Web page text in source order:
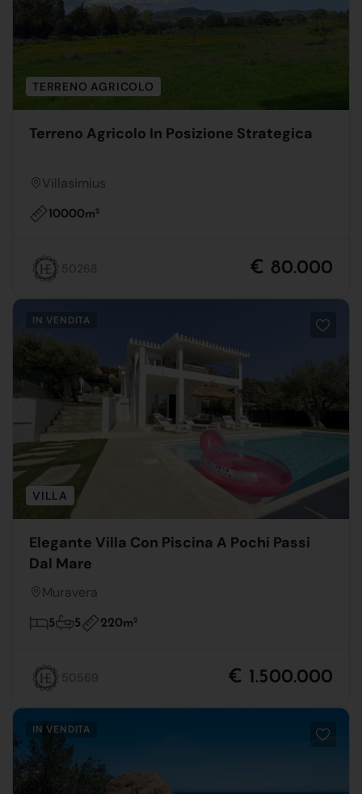
TERRENO AGRICOLO
Terreno Agricolo In Posizione Strategica
Villasimius
10000m2
50268 € 80.000
IN VENDITA
VILLA
Elegante Villa Con Piscina A Pochi Passi
Dal Mare
Muravera
5 5 220m2
50569 € 1.500.000
IN VENDITA